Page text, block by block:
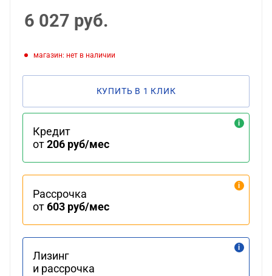
6 027 руб.
Магазин: нет в наличии
КУПИТЬ В 1 КЛИК
Кредит
от206 руб/мес
Рассрочка
от603 руб/мес
Лизинг
и рассрочка